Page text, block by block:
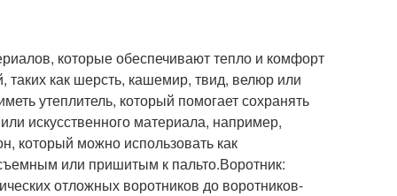
которые обеспечивают тепло и комфорт
как шерсть, кашемир, твид, велюр или
утеплитель, который помогает сохранять
искусственного материала, например,
который можно использовать как
или пришитым к пальто.Воротник:
отложных воротников до воротников-